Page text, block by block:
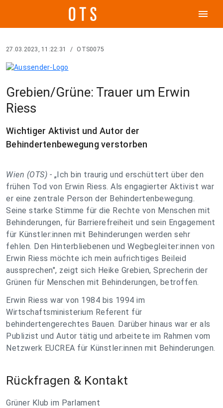
menu
27.03.2023, 11:22:31 / OTS0075
Grebien/Grüne: Trauer um Erwin
Riess
Wichtiger Aktivist und Autor der
Behindertenbewegung verstorben
Wien (OTS) - „Ich bin traurig und erschüttert über den
frühen Tod von Erwin Riess. Als engagierter Aktivist war
er eine zentrale Person der Behindertenbewegung.
Seine starke Stimme für die Rechte von Menschen mit
Behinderungen, für Barrierefreiheit und sein Engagement
für Künstler:innen mit Behinderungen werden sehr
fehlen. Den Hinterbliebenen und Wegbegleiter:innen von
Erwin Riess möchte ich mein aufrichtiges Beileid
aussprechen", zeigt sich Heike Grebien, Sprecherin der
Grünen für Menschen mit Behinderungen, betroffen.
Erwin Riess war von 1984 bis 1994 im
Wirtschaftsministerium Referent für
behindertengerechtes Bauen. Darüber hinaus war er als
Publizist und Autor tätig und arbeitete im Rahmen vom
Netzwerk EUCREA für Künstler:innen mit Behinderungen.
Rückfragen & Kontakt
Grüner Klub im Parlament